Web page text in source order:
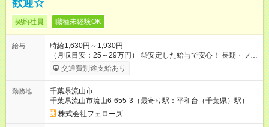
歓迎☆
契約社員 職種未経験OK
給与
時給1,630円～1,930円
（月収目安：25～29万円） ◎安定した給与で安心！ 長期・フル
タイムで勤務いただける方にお越しいただきたいと思っていま
す。シフトが削られることはないので、安定した給与が入りま
たいという人もいると思います。このあたりは柔軟に対応する
ので、お気軽にご相談ください！ ※2ヶ月の試用期間がありま
す。その間の給与・待遇に変更はありません。 【試用期間】試
用期間あり 試用期間の長さ：2ヶ月 雇用形態、給与は本採用時
交通費別途支給あり
勤務地
千葉県流山市
千葉県流山市流山6-655-3（最寄り駅：平和台（千葉県）駅）
株式会社フェローズ